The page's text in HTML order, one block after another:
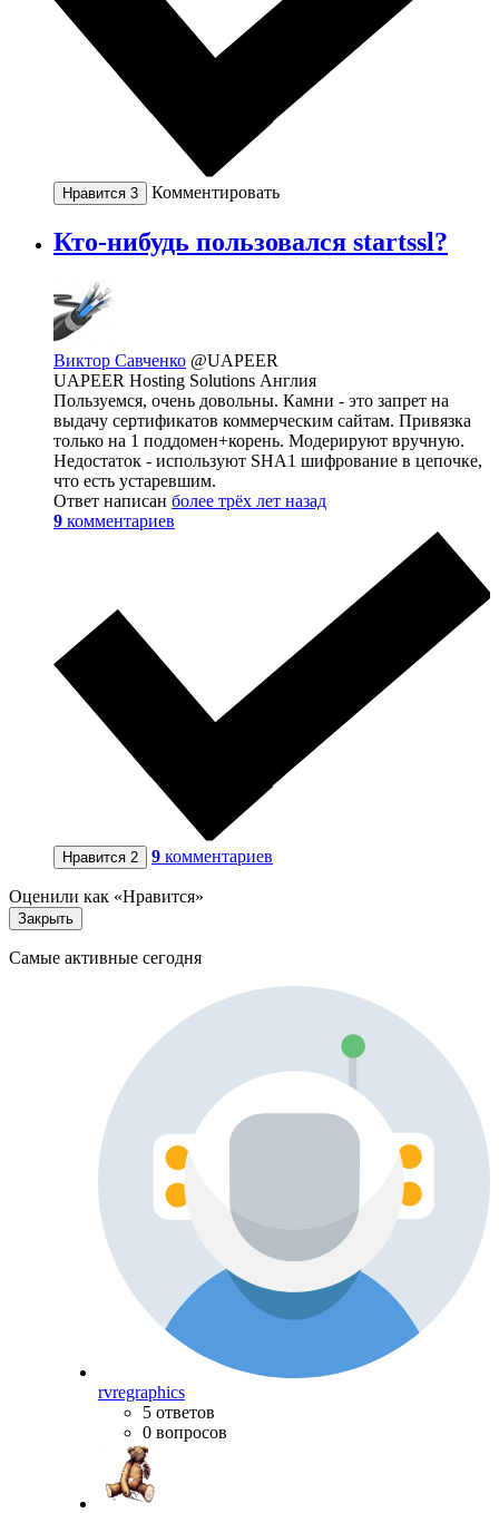
Нравится 3 Комментировать
Кто-нибудь пользовался startssl?
Виктор Савченко @UAPEER
UAPEER Hosting Solutions Англия
Пользуемся, очень довольны. Камни - это запрет на
выдачу сертификатов коммерческим сайтам. Привязка
только на 1 поддомен+корень. Модерируют вручную.
Недостаток - используют SHA1 шифрование в цепочке,
что есть устаревшим.
Ответ написан более трёх лет назад
9 комментариев
Нравится 2 9 комментариев
Оценили как «Нравится»
Закрыть
Самые активные сегодня
rvregraphics
5 ответов
0 вопросов